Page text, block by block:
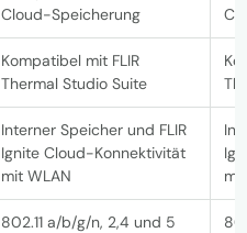
Cloud-Speicherung
Kompatibel mit FLIR
Thermal Studio Suite
Interner Speicher und FLIR
Ignite Cloud-Konnektivität
mit WLAN
802.11 a/b/g/n, 2,4 und 5